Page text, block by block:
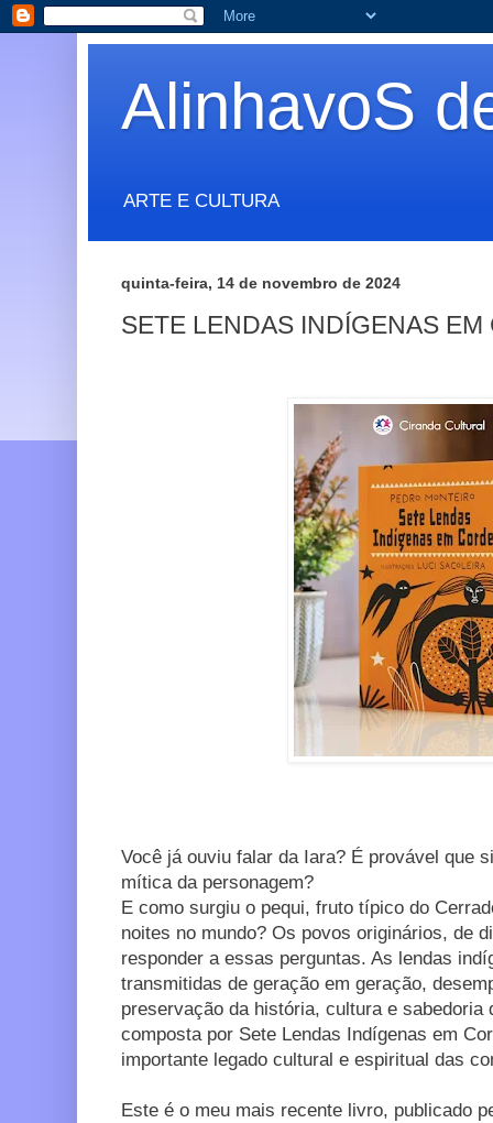
AlinhavoS
ARTE E CULTURA
quinta-feira, 14 de novembro de 2024
SETE LENDAS INDÍGENAS EM
Você já ouviu falar da Iara? É provável que
mítica da personagem?
E como surgiu o pequi, fruto típico do
noites no mundo? Os povos originários, de
responder a essas perguntas. As lendas
transmitidas de geração em geração,
preservação da história, cultura e sabedoria
composta por Sete Lendas Indígenas em
importante legado cultural e espiritual das
Este é o meu mais recente livro, publicado